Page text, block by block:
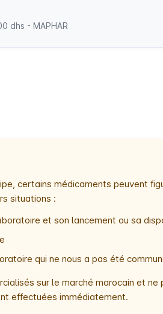
dhs - MAPHAR
certains médicaments peuvent
situations :
et son lancement ou sa
qui ne nous a pas été
sur le marché marocain et
effectuées immédiatement.